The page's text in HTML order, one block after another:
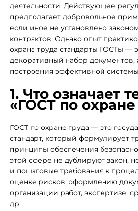
деятельности. Действующее
предполагает добровольное
если иное не установлено
контрактов. Однако опыт
охрана труда стандарты ГОСТы —
декоративный набор документов,
построения эффективной
1. Что означает
«ГОСТ по охране
ГОСТ по охране труда — это
стандарт, который формулирует
принципы обеспечения
этой сфере не дублируют закон,
и пошаговые требования к
оценке рисков, оформлению
организации работ, экспертизе,
др.